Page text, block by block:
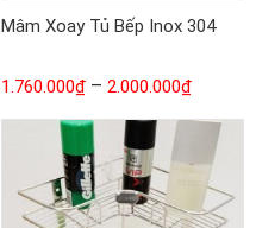
Mâm Xoay Tủ Bếp Inox 304
1.760.000₫ – 2.000.000₫